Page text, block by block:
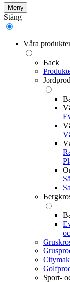
Meny
Stäng
Våra produkter
Back
Sport-